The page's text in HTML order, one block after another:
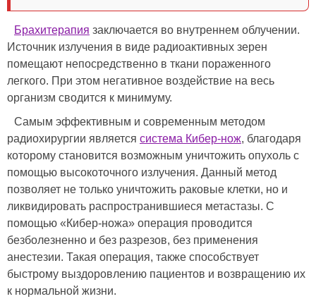
Брахитерапия заключается во внутреннем облучении.
Источник излучения в виде радиоактивных зерен
помещают непосредственно в ткани пораженного
легкого. При этом негативное воздействие на весь
организм сводится к минимуму.
Самым эффективным и современным методом
радиохирургии является система Кибер-нож, благодаря
которому становится возможным уничтожить опухоль с
помощью высокоточного излучения. Данный метод
позволяет не только уничтожить раковые клетки, но и
ликвидировать распространившиеся метастазы. С
помощью «Кибер-ножа» операция проводится
безболезненно и без разрезов, без применения
анестезии. Такая операция, также способствует
быстрому выздоровлению пациентов и возвращению их
к нормальной жизни.